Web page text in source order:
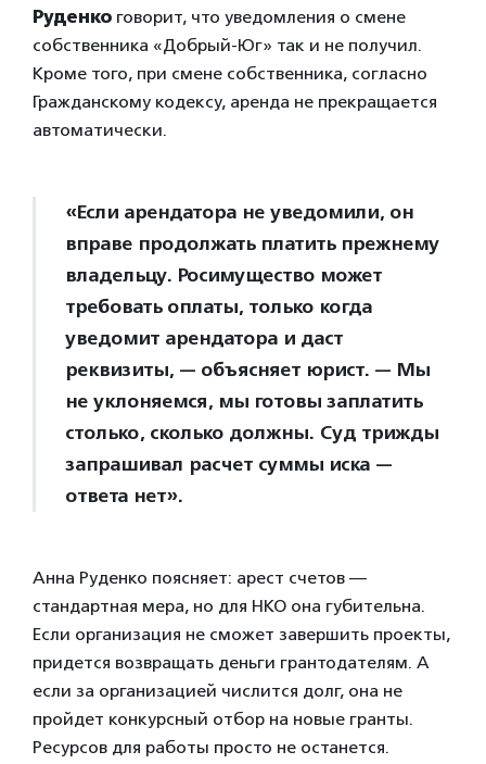
Руденко говорит, что уведомления о смене
собственника «Добрый-Юг» так и не получил.
Кроме того, при смене собственника, согласно
Гражданскому кодексу, аренда не прекращается
автоматически.
«Если арендатора не уведомили, он
вправе продолжать платить прежнему
владельцу. Росимущество может
требовать оплаты, только когда
уведомит арендатора и даст
реквизиты, — объясняет юрист. — Мы
не уклоняемся, мы готовы заплатить
столько, сколько должны. Суд трижды
запрашивал расчет суммы иска —
ответа нет».
Анна Руденко поясняет: арест счетов —
стандартная мера, но для НКО она губительна.
Если организация не сможет завершить проекты,
придется возвращать деньги грантодателям. А
если за организацией числится долг, она не
пройдет конкурсный отбор на новые гранты.
Ресурсов для работы просто не останется.